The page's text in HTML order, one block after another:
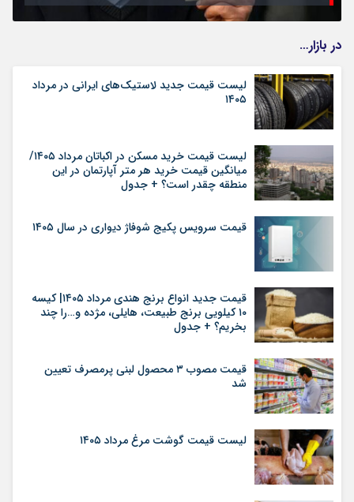
در بازار…
لیست قیمت جدید لاستیک‌های ایرانی در مرداد
۱۴۰۵
لیست قیمت خرید مسکن در اکباتان مرداد ۱۴۰۵/
میانگین قیمت خرید هر متر آپارتمان در این
منطقه چقدر است؟ + جدول
قیمت سرویس پکیج شوفاژ دیواری در سال ۱۴۰۵
قیمت جدید انواع برنج هندی مرداد ۱۴۰۵| کیسه
۱۰ کیلویی برنج طبیعت، هایلی، مژده و…را چند
بخریم؟ + جدول
قیمت مصوب ۳ محصول لبنی پرمصرف تعیین
شد
لیست قیمت گوشت مرغ مرداد ۱۴۰۵